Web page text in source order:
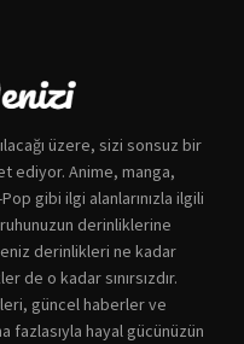
üzere, sizi sonsuz bir
ediyor. Anime, manga,
gibi ilgi alanlarınızla ilgili
derinliklerine
derinlikleri ne kadar
de o kadar sınırsızdır.
güncel haberler ve
hayal gücünüzün